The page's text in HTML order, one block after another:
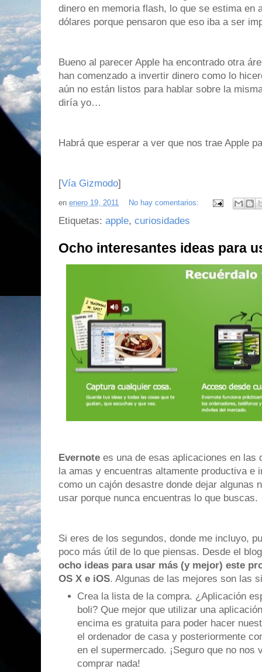
dinero en memoria flash, lo que se estima en
dólares porque pensaron que eso iba a ser
Bueno al parecer Apple ha encontrado otra
han comenzado a invertir dinero como lo
aún no están listos para hablar sobre la
diría yo…
Habrá que esperar a ver que nos trae Apple
[Vía Gizmodo]
en enero 19, 2011 No hay comentarios:
Etiquetas: apple, curiosidades
Ocho interesantes ideas para
Evernote es una de esas aplicaciones en las
la amas y encuentras altamente productiva e
como un cajón desastre donde dejar algunas
usar porque nunca encuentras lo que buscas.
Si eres de los segundos, donde me incluyo,
poco más útil de lo que piensas. Desde el
ocho ideas para usar más (y mejor) este
OS X e iOS. Algunas de las mejores son las
Crea la lista de la compra. ¿Aplicación
boli? Que mejor que utilizar una
encima es gratuita para poder hacer
el ordenador de casa y posteriormente
en el supermercado. ¡Seguro que no nos
comprar nada!